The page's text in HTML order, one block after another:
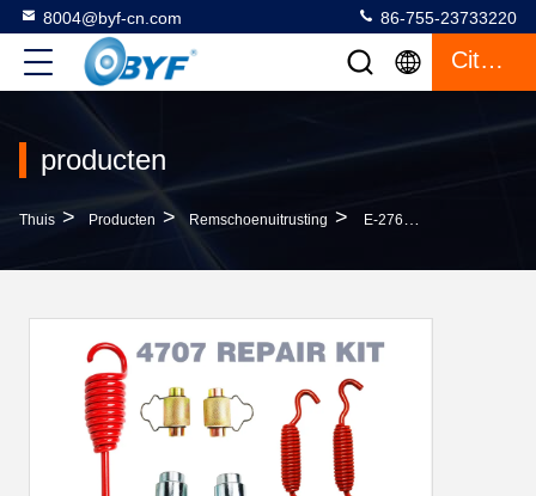
8004@byf-cn.com 86-755-23733220
Citaat
producten
Thuis > Producten > Remschoenuitrusting > E-2769SHD 4707 Remschoenuitrusting Voor Op Zwaar Werk Berekende Vrachtwagens